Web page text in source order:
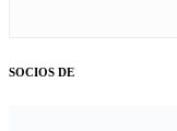
SOCIOS DE